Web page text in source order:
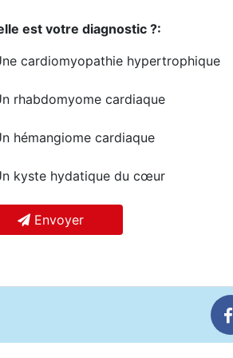
est votre diagnostic ?:
cardiomyopathie hypertrophique
rhabdomyome cardiaque
hémangiome cardiaque
kyste hydatique du cœur
Envoyer